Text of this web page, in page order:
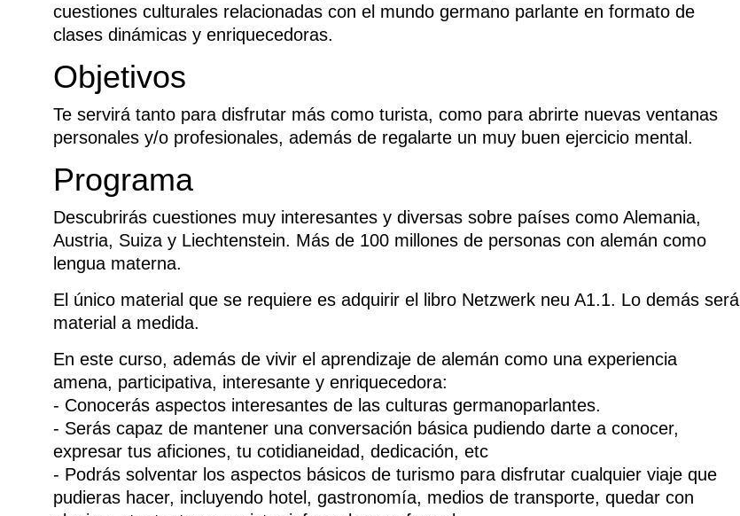
cuestiones culturales relacionadas con el mundo germano parlante en formato de
clases dinámicas y enriquecedoras.
Objetivos
Te servirá tanto para disfrutar más como turista, como para abrirte nuevas ventanas
personales y/o profesionales, además de regalarte un muy buen ejercicio mental.
Programa
Descubrirás cuestiones muy interesantes y diversas sobre países como Alemania,
Austria, Suiza y Liechtenstein. Más de 100 millones de personas con alemán como
lengua materna.
El único material que se requiere es adquirir el libro Netzwerk neu A1.1. Lo demás será
material a medida.
En este curso, además de vivir el aprendizaje de alemán como una experiencia
amena, participativa, interesante y enriquecedora:
- Conocerás aspectos interesantes de las culturas germanoparlantes.
- Serás capaz de mantener una conversación básica pudiendo darte a conocer,
expresar tus aficiones, tu cotidianeidad, dedicación, etc
- Podrás solventar los aspectos básicos de turismo para disfrutar cualquier viaje que
pudieras hacer, incluyendo hotel, gastronomía, medios de transporte, quedar con